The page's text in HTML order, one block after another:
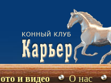
и видео О нас